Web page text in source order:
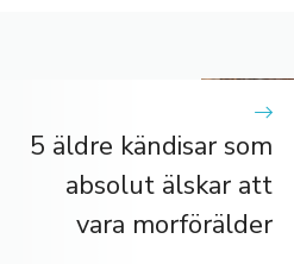
5 äldre kändisar som
absolut älskar att
vara morförälder